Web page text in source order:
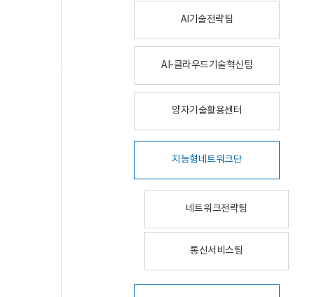
AI기술전략팀
AI-클라우드기술혁신팀
양자기술활용센터
지능형네트워크단
네트워크전략팀
통신서비스팀